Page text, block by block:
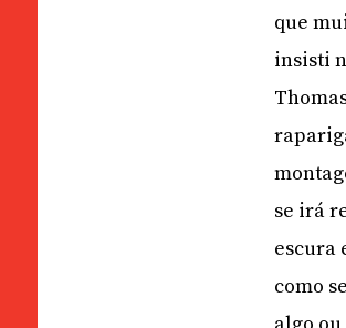
que
insisti
se irá
escura
como